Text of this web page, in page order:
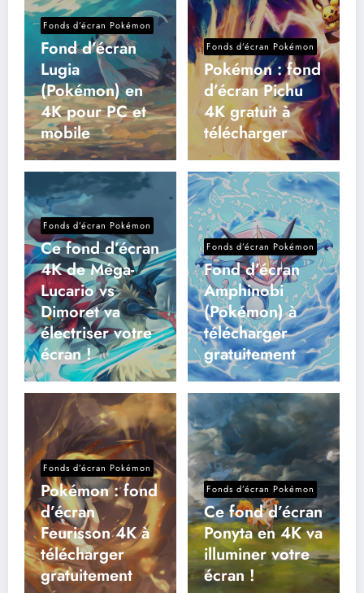
Fonds d’écran Pokémon
Fond d’écran
Lugia
(Pokémon) en
4K pour PC et
mobile
Fonds d’écran Pokémon
Pokémon : fond
d’écran Pichu
4K gratuit à
télécharger
Fonds d’écran Pokémon
Ce fond d’écran
4K de Méga-
Lucario vs
Dimoret va
électriser votre
écran !
Fonds d’écran Pokémon
Fond d’écran
Amphinobi
(Pokémon) à
télécharger
gratuitement
Fonds d’écran Pokémon
Pokémon : fond
d’écran
Feurisson 4K à
télécharger
gratuitement
Fonds d’écran Pokémon
Ce fond d’écran
Ponyta en 4K va
illuminer votre
écran !